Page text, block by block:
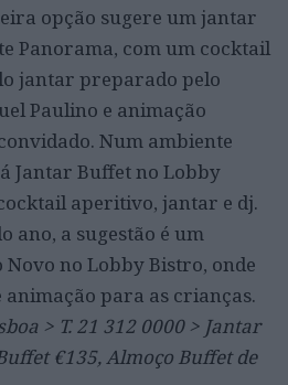
opção sugere um jantar
Panorama, com um cocktail
jantar preparado pelo
Paulino e animação
Num ambiente
Jantar Buffet no Lobby
aperitivo, jantar e dj.
ano, a sugestão é um
no Lobby Bistro, onde
animação para as crianças.
> T. 21 312 0000 > Jantar
€135, Almoço Buffet de